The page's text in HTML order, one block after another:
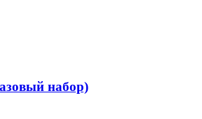
набор)